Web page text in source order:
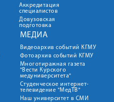
Аккредитация
специалистов
Довузовская
подготовка
МЕДИА
Видеоархив событий КГМУ
Фотоархив событий КГМУ
Многотиражная газета
"Вести Курского
медуниверситета"
Студенческое интернет-
телевидение "МедТВ"
Наш университет в СМИ